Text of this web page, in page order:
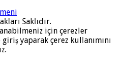
Saklıdır.
için çerezler
yaparak çerez kullanımını